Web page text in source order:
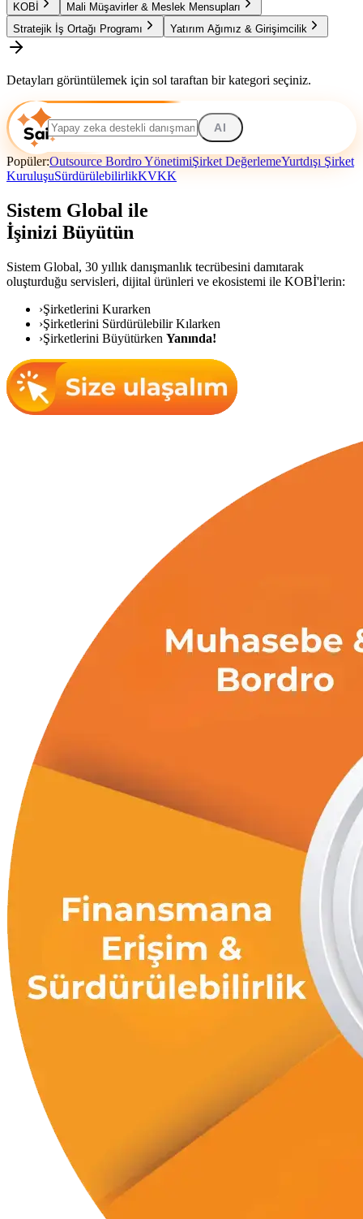
KOBİ
Mali Müşavirler & Meslek Mensupları
Stratejik İş Ortağı Programı
Yatırım Ağımız & Girişimcilik
Detayları görüntülemek için sol taraftan bir kategori seçiniz.
AI
Popüler:Outsource Bordro YönetimiŞirket DeğerlemeYurtdışı Şirket
KuruluşuSürdürülebilirlikKVKK
Sistem Global ile
İşinizi Büyütün
Sistem Global, 30 yıllık danışmanlık tecrübesini damıtarak
oluşturduğu servisleri, dijital ürünleri ve ekosistemi ile KOBİ'lerin:
›Şirketlerini Kurarken
›Şirketlerini Sürdürülebilir Kılarken
›Şirketlerini Büyütürken Yanında!